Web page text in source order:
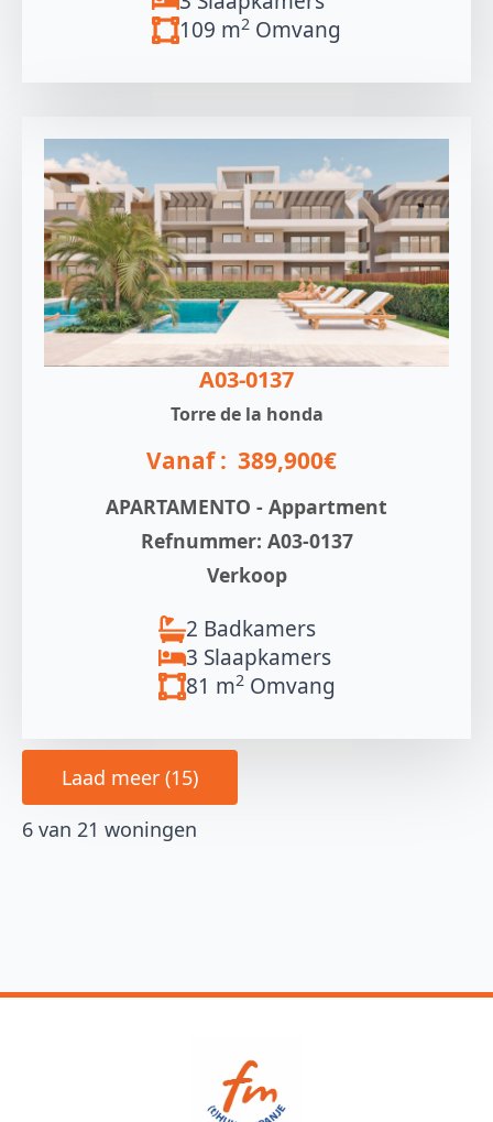
109 m2 Omvang
A03-0137
Torre de la honda
Vanaf : 389,900€
APARTAMENTO - Appartment
Refnummer: A03-0137
Verkoop
2 Badkamers
3 Slaapkamers
81 m2Omvang
Laad meer (15)
6 van 21 woningen